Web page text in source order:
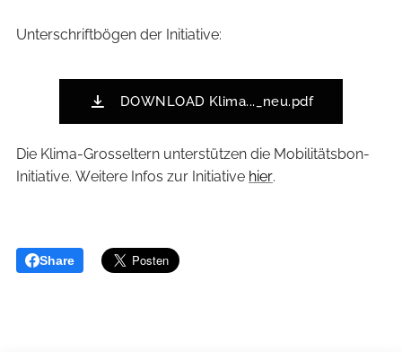
Unterschriftbögen der Initiative:
DOWNLOAD Klima..._neu.pdf
Die Klima-Grosseltern unterstützen die Mobilitätsbon-
Initiative. Weitere Infos zur Initiative hier.
Share